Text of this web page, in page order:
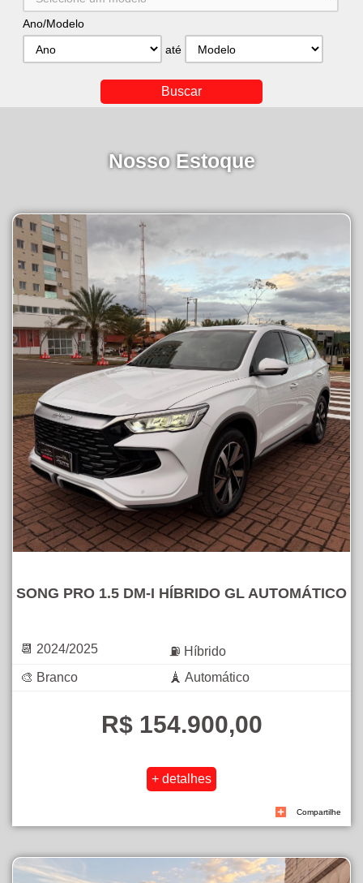
Ano/Modelo
até
Nosso Estoque
SONG PRO 1.5 DM-I HÍBRIDO GL AUTOMÁTICO
📆 2024/2025
⛽ Híbrido
🎨 Branco
🗼 Automático
R$ 154.900,00
Compartilhe